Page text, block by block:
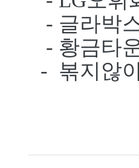
- 글라박
- 황금타
- 볶지않